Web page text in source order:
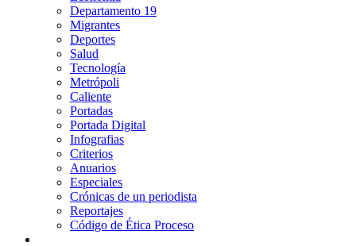
Departamento 19
Migrantes
Deportes
Salud
Tecnología
Metrópoli
Caliente
Portadas
Portada Digital
Infografias
Criterios
Anuarios
Especiales
Crónicas de un periodista
Reportajes
Código de Ética Proceso